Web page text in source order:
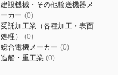
建設機械・その他輸送機器メ
ーカー (0)
受託加工業（各種加工・表面
処理）
(0)
総合電機メーカー (0)
造船・重工業 (0)